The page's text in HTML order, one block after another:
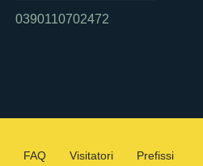
0390110702472
FAQ Visitatori Prefissi